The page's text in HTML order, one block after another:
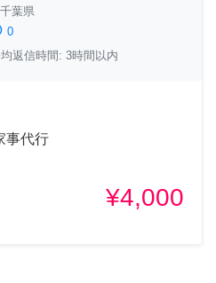
千葉県
0
返信時間: 3時間以内
事代行
¥4,000